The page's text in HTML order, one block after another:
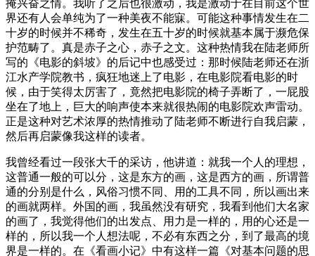
掩兴奋之情。我听了之后也很激动，我是激动于在目前这个世
界还有人会单纯为了一种美夜不能寐。可能这种事情发生在二
十岁的时候并不稀奇，发生在五十岁的时候就基本属于濒危保
护范畴了。真是赤子之心，赤子之文。这种热情我在陆老师所
写的《电影的斜坡》的后记中也感受过：那时候陆老师还在浙
江水产学院教书，疯狂地迷上了电影，在电影院看电影的时
候，由于笑得太厉害了，竟然把电影院的椅子弄断了，一屁股
坐在了地上，巨大的响声使本来就很热闹的电影院欢声雷动。
正是这种对艺术浓厚的热情推动了陆老师不断进行自我启蒙，
然后再启蒙像我这样的读者。
我曾经看过一段张大千的采访，他讲道：就我一个人的理想，
这普通一般的可以分，这是东方的画，这是西方的画，所谓普
通的分别是什么，风俗习惯不同、用的工具不同，所以画出来
的画就两样。外国的画，我虽然没有研究，我看到他们大名家
的画了，我觉得他们的出发点、用力是一样的，用的心还是一
样的，所以我一个人想法呢，不必有东西之分，到了最高的境
界是一样的。在《看画小记》中有这样一篇《对基本问题的思